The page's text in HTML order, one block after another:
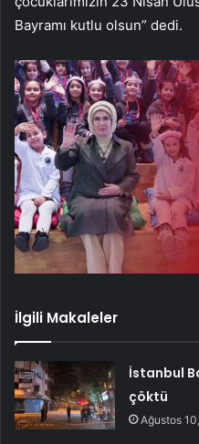
Bayramı kutlu olsun” dedi.
İlgili Makaleler
İstanbul
çöktü
Ağustos